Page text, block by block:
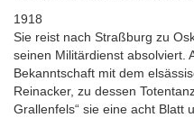
1918
Sie reist nach Straßburg zu
seinen Militärdienst absolviert.
Bekanntschaft mit dem
Reinacker, zu dessen
Grallenfels“ sie eine acht Blatt